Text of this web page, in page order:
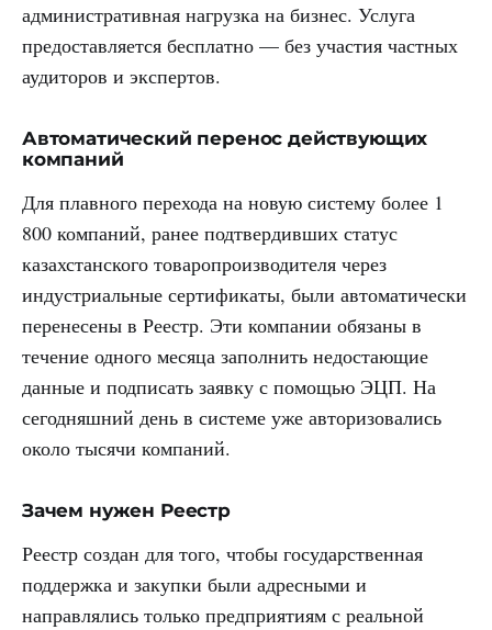
административная нагрузка на бизнес. Услуга
предоставляется бесплатно — без участия частных
аудиторов и экспертов.
Автоматический перенос действующих
компаний
Для плавного перехода на новую систему более 1
800 компаний, ранее подтвердивших статус
казахстанского товаропроизводителя через
индустриальные сертификаты, были автоматически
перенесены в Реестр. Эти компании обязаны в
течение одного месяца заполнить недостающие
данные и подписать заявку с помощью ЭЦП. На
сегодняшний день в системе уже авторизовались
около тысячи компаний.
Зачем нужен Реестр
Реестр создан для того, чтобы государственная
поддержка и закупки были адресными и
направлялись только предприятиям с реальной